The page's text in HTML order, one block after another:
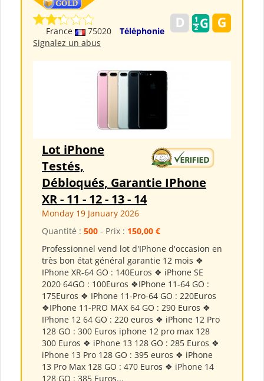
France 75020
Téléphonie
Signalez un abus
Lot iPhone
Testés,
Débloqués, Garantie IPhone
XR - 11 - 12 - 13 - 14
Monday 19 January 2026
Quantité : 500 - Prix : 150,00 €
Professionnel vend lot d'IPhone d'occasion en
très bon état général garantie 12 mois ❖
IPhone XR-64 GO : 140Euros ❖ iPhone SE
2020 64GO : 100Euros ❖IPhone 11-64 GO :
175Euros ❖ IPhone 11-Pro-64 GO : 220Euros
❖IPhone 11-PRO MAX 64 GO : 290 Euros ❖
IPhone 12 64 GO : 220 euros ❖ iPhone 12 Pro
128 GO : 300 Euros iphone 12 pro max 128
300 Euros ❖ iPhone 13 128 GO : 285 Euros ❖
iPhone 13 Pro 128 GO : 395 euros ❖ iPhone
13 Pro Max 128 GO : 470 Euros ❖ iPhone 14
128 GO : 385 Euros...